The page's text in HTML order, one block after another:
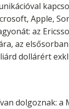
Apple,
az
az
dollárért
dolgoznak: